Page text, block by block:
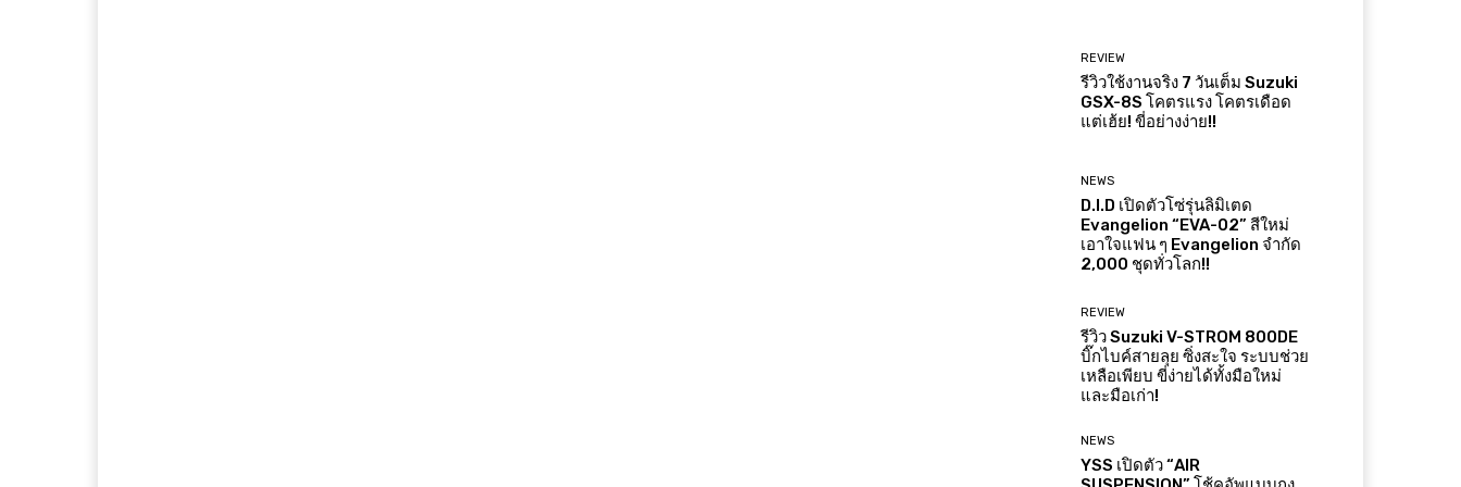
REVIEW
รีวิวใช้งานจริง 7 วันเต็ม Suzuki
GSX-8S โคตรแรง โคตรเดือด
แต่เฮ้ย! ขี่อย่างง่าย!!
NEWS
D.I.D เปิดตัวโซ่รุ่นลิมิเตด
Evangelion “EVA-02” สีใหม่
เอาใจแฟน ๆ Evangelion จำกัด
2,000 ชุดทั่วโลก!!
REVIEW
รีวิว Suzuki V-STROM 800DE
บิ๊กไบค์สายลุย ซิ่งสะใจ ระบบช่วย
เหลือเพียบ ขี่ง่ายได้ทั้งมือใหม่
และมือเก่า!
NEWS
YSS เปิดตัว “AIR